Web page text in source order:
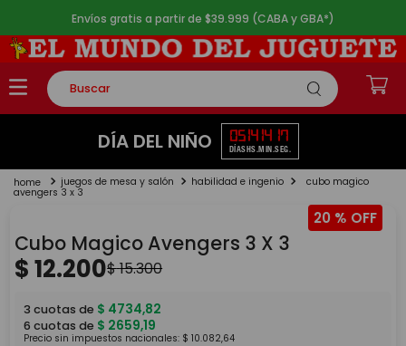
Envíos gratis a partir de $39.999 (CABA y GBA*)
Buscar
TÉRMINOS MÁS BUSCADOS
2.
lego
4.
monopatin
5. toy story
DÍA DEL NIÑO 05
DÍAS
14
HS.
14
MIN.
17
SEG.
juegos de mesa y salón habilidad e ingenio cubo magico
avengers 3 x 3
20 %
Cubo Magico Avengers 3 X 3
$12.200$15.300
3 cuotas de $ 4734,82
6 cuotas de $ 2659,19
Precio sin impuestos nacionales: $ 10.082,64